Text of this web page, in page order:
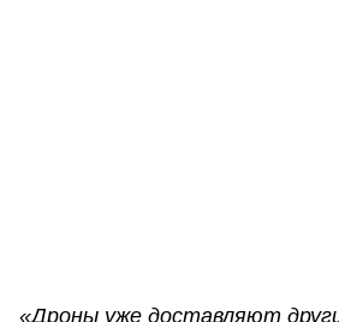
«Дроны уже доставляют